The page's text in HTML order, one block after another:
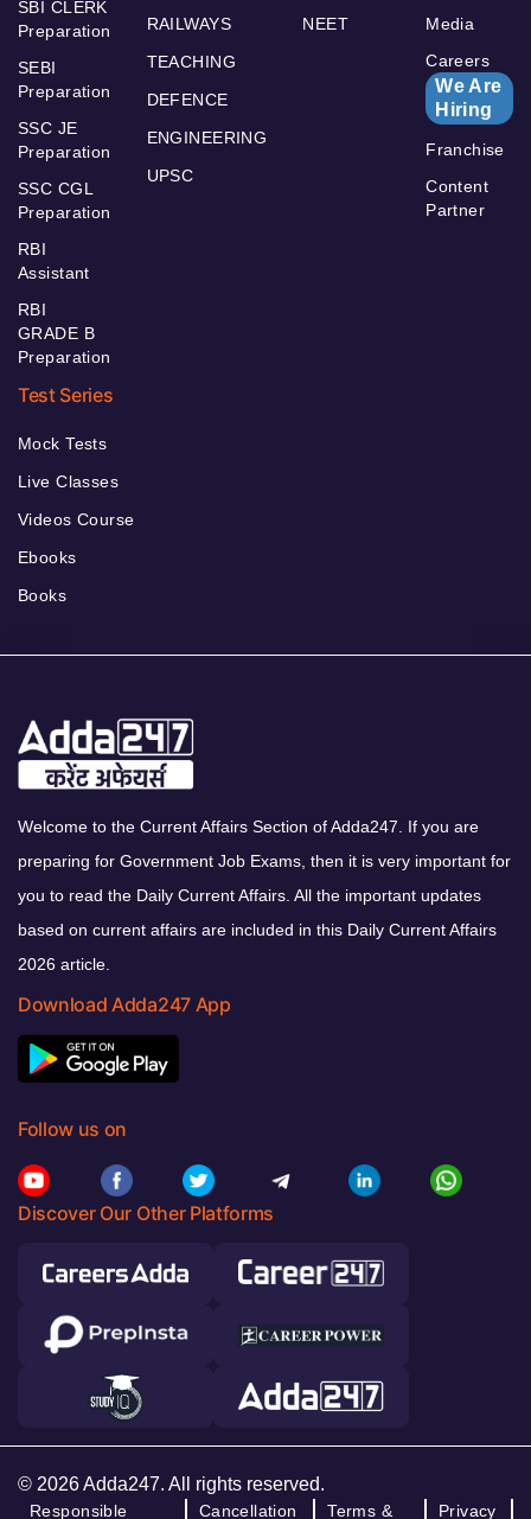
SBI CLERK
Preparation
SEBI
Preparation
SSC JE
Preparation
SSC CGL
Preparation
RBI
Assistant
RBI
GRADE B
Preparation
RAILWAYS
TEACHING
DEFENCE
ENGINEERING
UPSC
NEET
Media
Careers
We Are
Hiring
Franchise
Content
Partner
Test Series
Mock Tests
Live Classes
Videos Course
Ebooks
Books
Welcome to the Current Affairs Section of Adda247. If you are
preparing for Government Job Exams, then it is very important for
you to read the Daily Current Affairs. All the important updates
based on current affairs are included in this Daily Current Affairs
2026 article.
Download Adda247 App
Follow us on
Discover Our Other Platforms
© 2026 Adda247. All rights reserved.
Responsible Cancellation Terms & Privacy